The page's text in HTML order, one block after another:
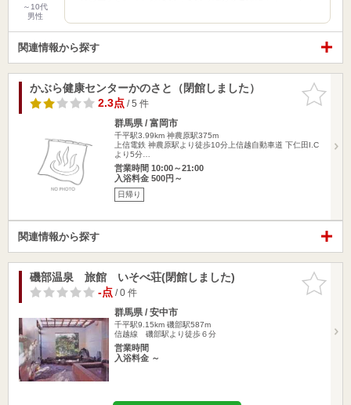
～10代
男性
関連情報から探す
お気に入
りに追加
かぶら健康センターかのさと（閉館しました）
2.3点/ 5 件
群馬県 / 富岡市
千平駅3.99km 神農原駅375m
上信電鉄 神農原駅より徒歩10分上信越自動車道 下仁田I.C
より5分…
営業時間 10:00～21:00
入浴料金 500円～
日帰り
関連情報から探す
お気に入
りに追加
磯部温泉 旅館 いそべ荘(閉館しました)
-点/ 0 件
群馬県 / 安中市
千平駅9.15km 磯部駅587m
信越線 磯部駅より徒歩６分
営業時間
入浴料金 ～